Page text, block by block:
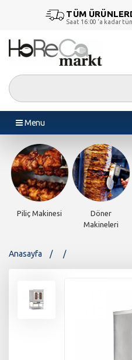
TÜM
Saat 16:00 ‘a kadar
Menu
Piliç Makinesi
Döner
Makineleri
Anasayfa